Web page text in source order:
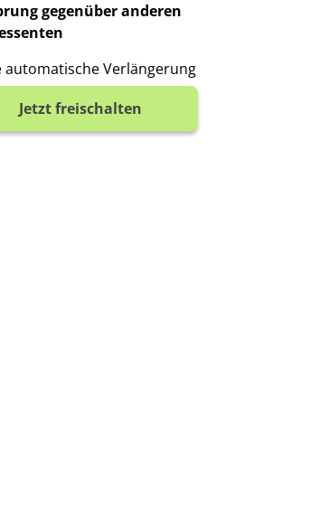
gegenüber anderen
automatische Verlängerung
Jetzt freischalten